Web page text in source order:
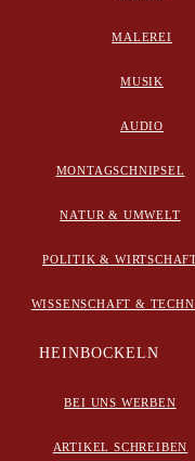
MALEREI
MUSIK
AUDIO
MONTAGSCHNIPSEL
NATUR & UMWELT
POLITIK &
WISSENSCHAFT &
HEINBOCKELN
BEI UNS WERBEN
ARTIKEL SCHREIBEN